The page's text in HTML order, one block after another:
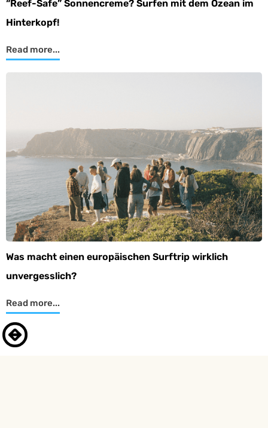
“Reef-Safe” Sonnencreme? Surfen mit dem Ozean im
Hinterkopf!
Read more...
Was macht einen europäischen Surftrip wirklich
unvergesslich?
Read more...